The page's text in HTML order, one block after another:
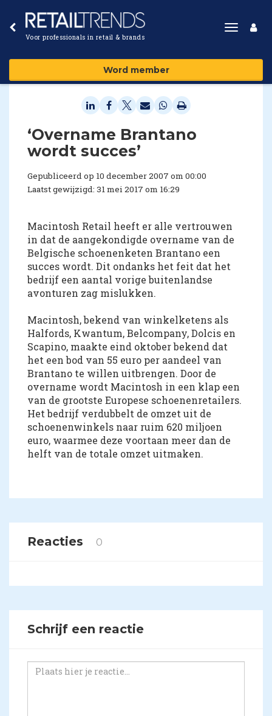
Voor professionals in retail & brands
Toggle
Word member
‘Overname Brantano
wordt succes’
Gepubliceerd op 10 december 2007 om 00:00
Laatst gewijzigd: 31 mei 2017 om 16:29
Macintosh Retail heeft er alle vertrouwen
in dat de aangekondigde overname van de
Belgische schoenenketen Brantano een
succes wordt. Dit ondanks het feit dat het
bedrijf een aantal vorige buitenlandse
avonturen zag mislukken.
Macintosh, bekend van winkelketens als
Halfords, Kwantum, Belcompany, Dolcis en
Scapino, maakte eind oktober bekend dat
het een bod van 55 euro per aandeel van
Brantano te willen uitbrengen. Door de
overname wordt Macintosh in een klap een
van de grootste Europese schoenenretailers.
Het bedrijf verdubbelt de omzet uit de
schoenenwinkels naar ruim 620 miljoen
euro, waarmee deze voortaan meer dan de
helft van de totale omzet uitmaken.
Reacties 0
Schrijf een reactie